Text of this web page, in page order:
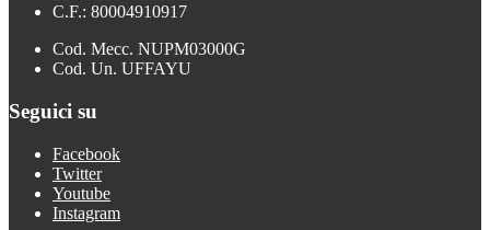
C.F.: 80004910917
Cod. Mecc. NUPM03000G
Cod. Un. UFFAYU
Seguici su
Facebook
Twitter
Youtube
Instagram